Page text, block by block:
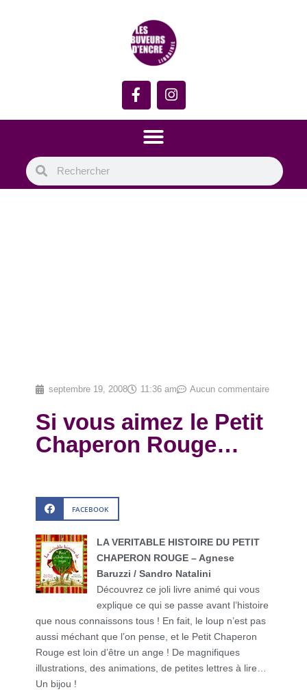
septembre 19, 2008 11:36 am Aucun commentaire
Si vous aimez le Petit
Chaperon Rouge…
FACEBOOK
LA VERITABLE HISTOIRE DU PETIT
CHAPERON ROUGE – Agnese
Baruzzi / Sandro Natalini
Découvrez ce joli livre animé qui vous
explique ce qui se passe avant l’histoire
que nous connaissons tous ! En fait, le loup n’est pas
aussi méchant que l’on pense, et le Petit Chaperon
Rouge est loin d’être un ange ! De magnifiques
illustrations, des animations, de petites lettres à lire…
Un bijou !